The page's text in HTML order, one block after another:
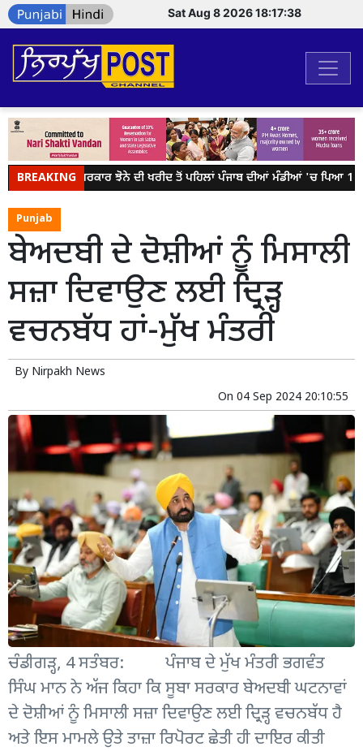
Sat Aug 8 2026 18:17:39
BREAKING
ਕੇਂਦਰ ਸਰਕਾਰ ਝੋਨੇ ਦੀ ਖਰੀਦ ਤੋਂ ਪਹਿਲਾਂ ਪੰਜਾਬ ਦੀਆਂ ਮੰਡੀਆਂ 'ਚ ਪਿਆ 18
Punjab
ਬੇਅਦਬੀ ਦੇ ਦੋਸ਼ੀਆਂ ਨੂੰ ਮਿਸਾਲੀ
ਸਜ਼ਾ ਦਿਵਾਉਣ ਲਈ ਦ੍ਰਿੜ੍ਹ
ਵਚਨਬੱਧ ਹਾਂ-ਮੁੱਖ ਮੰਤਰੀ
By Nirpakh News
On 04 Sep 2024 20:10:55
ਚੰਡੀਗੜ੍ਹ, 4 ਸਤੰਬਰ: ਪੰਜਾਬ ਦੇ ਮੁੱਖ ਮੰਤਰੀ ਭਗਵੰਤ
ਸਿੰਘ ਮਾਨ ਨੇ ਅੱਜ ਕਿਹਾ ਕਿ ਸੂਬਾ ਸਰਕਾਰ ਬੇਅਦਬੀ ਘਟਨਾਵਾਂ
ਦੇ ਦੋਸ਼ੀਆਂ ਨੂੰ ਮਿਸਾਲੀ ਸਜ਼ਾ ਦਿਵਾਉਣ ਲਈ ਦ੍ਰਿੜ੍ਹ ਵਚਨਬੱਧ ਹੈ
ਅਤੇ ਇਸ ਮਾਮਲੇ ਉਤੇ ਤਾਜ਼ਾ ਰਿਪੋਰਟ ਛੇਤੀ ਹੀ ਦਾਇਰ ਕੀਤੀ